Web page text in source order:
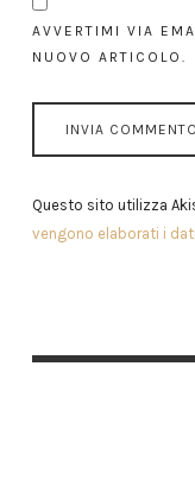
AVVERTIMI VIA
NUOVO ARTICOLO.
Questo sito utilizza
vengono elaborati i